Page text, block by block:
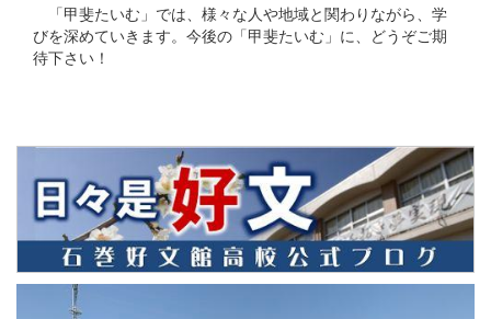
「甲斐たいむ」では、様々な人や地域と関わりながら、学
びを深めていきます。今後の「甲斐たいむ」に、どうぞご期
待下さい！